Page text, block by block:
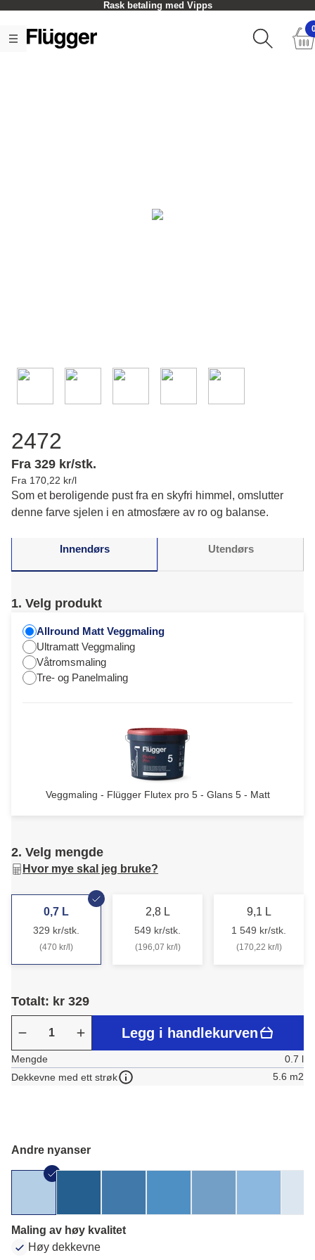
Rask betaling med Vipps
2472
Fra 329 kr/stk.
Fra 170,22 kr/l
Som et beroligende pust fra en skyfri himmel, omslutter
denne farve sjelen i en atmosfære av ro og balanse.
Innendørs Utendørs
1. Velg produkt
Allround Matt Veggmaling
Ultramatt Veggmaling
Våtromsmaling
Tre- og Panelmaling
Veggmaling - Flügger Flutex pro 5 - Glans 5 - Matt
2. Velg mengde
Hvor mye skal jeg bruke?
0,7 L
329 kr/stk.
(470 kr/l)
2,8 L
549 kr/stk.
(196,07 kr/l)
9,1 L
1 549 kr/stk.
(170,22 kr/l)
Totalt: kr 329
Legg i handlekurven
Mengde
0.7 l
Dekkevne med ett strøk
5.6 m2
Andre nyanser
Maling av høy kvalitet
Høy dekkevne